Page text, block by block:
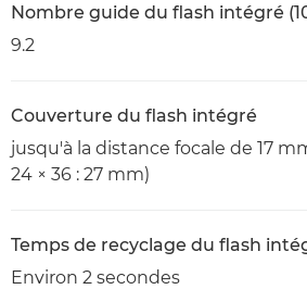
Nombre guide du flash intégré
9.2
Couverture du flash intégré
jusqu'à la distance focale de 17
24 × 36 : 27 mm)
Temps de recyclage du flash
Environ 2 secondes